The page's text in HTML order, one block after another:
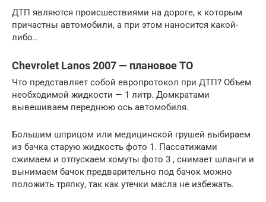
ДТП являются происшествиями на дороге, к которым
причастны автомобили, а при этом наносится какой-
либо..
Chevrolet Lanos 2007 — плановое ТО
Что представляет собой европротокол при ДТП? Объем
необходимой жидкости — 1 литр. Домкратами
вывешиваем переднюю ось автомобиля.
Большим шприцом или медицинской грушей выбираем
из бачка старую жидкость фото 1. Пассатижами
сжимаем и отпускаем хомуты фото 3 , снимает шланги и
вынимаем бачок предварительно под бачок можно
положить тряпку, так как утечки масла не избежать.